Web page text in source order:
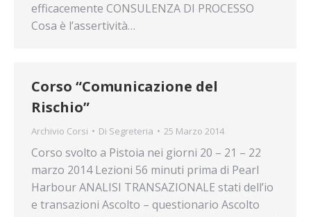
efficacemente CONSULENZA DI PROCESSO
Cosa è l’assertività…
Corso “Comunicazione del
Rischio”
Archivio Corsi Di Segreteria 25 Marzo 2014
Corso svolto a Pistoia nei giorni 20 – 21 – 22
marzo 2014 Lezioni 56 minuti prima di Pearl
Harbour ANALISI TRANSAZIONALE stati dell’io
e transazioni Ascolto – questionario Ascolto